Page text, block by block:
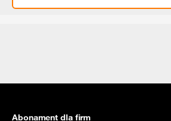
Abonament dla firm